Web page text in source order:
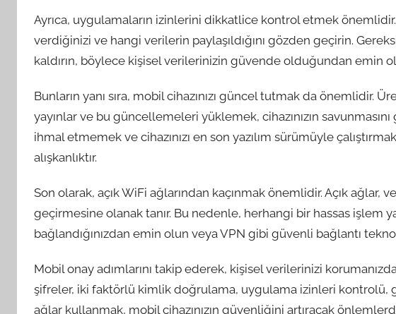
Ayrıca, uygulamaların izinlerini dikkatlice kontrol etmek
verdiğinizi ve hangi verilerin paylaşıldığını gözden geçirin.
kaldırın, böylece kişisel verilerinizin güvende olduğundan emin
Bunların yanı sıra, mobil cihazınızı güncel tutmak da
yayınlar ve bu güncellemeleri yüklemek, cihazınızın
ihmal etmemek ve cihazınızı en son yazılım sürümüyle
alışkanlıktır.
Son olarak, açık WiFi ağlarından kaçınmak önemlidir. Açık ağlar,
geçirmesine olanak tanır. Bu nedenle, herhangi bir hassas işlem
bağlandığınızdan emin olun veya VPN gibi güvenli bağlantı
Mobil onay adımlarını takip ederek, kişisel verilerinizi
şifreler, iki faktörlü kimlik doğrulama, uygulama izinleri
ağlar kullanmak, mobil cihazınızın güvenliğini artıracak